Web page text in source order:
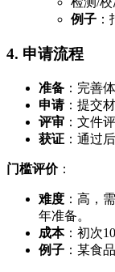
例子
4. 申请流程
准备 ：完善
申请：提交
评审 ：文件
获证 ：通过
门槛评价：
难度 ：高，
年准备。
成本：初次
例子 ：某食